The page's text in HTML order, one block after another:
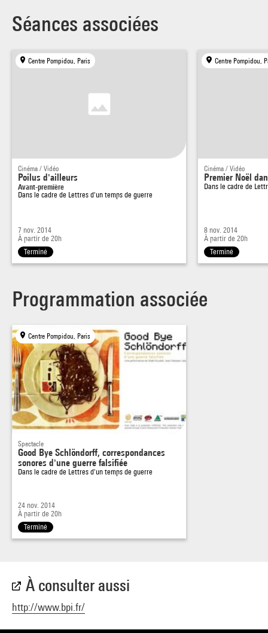
Séances associées
Centre Pompidou, Paris
Cinéma / Vidéo
Poilus d'ailleurs
Avant-première
Dans le cadre de Lettres d'un temps de guerre
7 nov. 2014
À partir de 20h
Terminé
Centre Pompidou,
Cinéma / Vidéo
Premier Noël
Dans le cadre de
8 nov. 2014
À partir de 20h
Terminé
Programmation associée
Centre Pompidou, Paris
Spectacle
Good Bye Schlöndorff, correspondances
sonores d'une guerre falsifiée
Dans le cadre de Lettres d'un temps de guerre
24 nov. 2014
À partir de 20h
Terminé
À consulter aussi
http://www.bpi.fr/